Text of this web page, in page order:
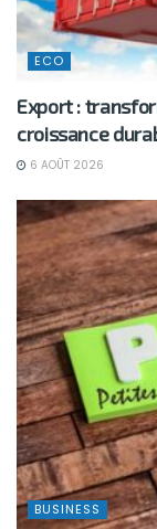
ECO
Export :
croissance
6 AOÛT 2026
BUSINESS